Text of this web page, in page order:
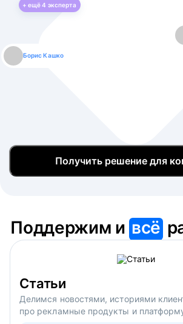
+ ещё4 эксперта
Борис Кашко
Юлия Изоитко
Александр Кулагин
Даниил Макаров
Екатерина Лазаренко
Получить решение для
Поддержим ивсё
Статьи
Делимся новостями, историями
про рекламные продукты и